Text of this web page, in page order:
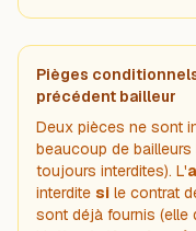
Pièges
précédent bailleur
Deux pièces ne sont
beaucoup de
toujours interdites). L'
interdite si le contrat
sont déjà fournis (elle